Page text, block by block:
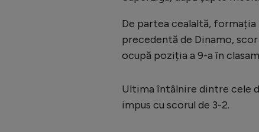
De partea cealaltă,
precedentă de Dinamo,
ocupă poziția a 9-a în
Ultima întâlnire dintre cele
impus cu scorul de 3-2.